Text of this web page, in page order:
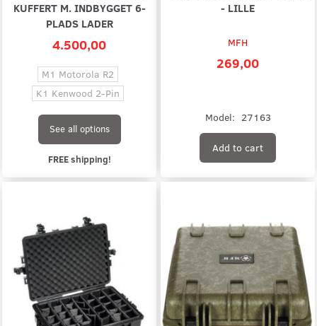
KUFFERT M. INDBYGGET 6-
PLADS LADER
4.500,00
M1 Motorola R2
K1 Kenwood 2-Pin
See all options
FREE shipping!
- LILLE
MFH
269,00
Model: 27163
Add to cart